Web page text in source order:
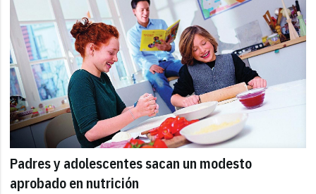
Padres y adolescentes sacan un modesto
aprobado en nutrición